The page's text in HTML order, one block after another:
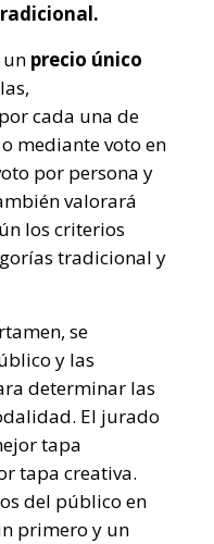
un precio único
cada una de
mediante voto en
por persona y
valorará
los criterios
tradicional y
se
y las
determinar las
El jurado
tapa
tapa creativa.
del público en
primero y un